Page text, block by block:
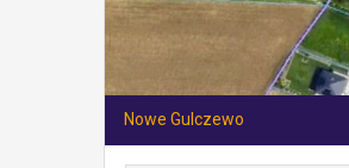
Nowe Gulczewo